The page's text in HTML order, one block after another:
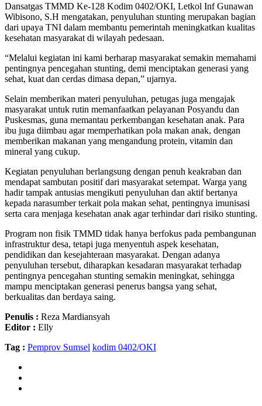
Dansatgas TMMD Ke-128 Kodim 0402/OKI, Letkol Inf Gunawan
Wibisono, S.H mengatakan, penyuluhan stunting merupakan bagian
dari upaya TNI dalam membantu pemerintah meningkatkan kualitas
kesehatan masyarakat di wilayah pedesaan.
“Melalui kegiatan ini kami berharap masyarakat semakin memahami
pentingnya pencegahan stunting, demi menciptakan generasi yang
sehat, kuat dan cerdas dimasa depan,” ujarnya.
Selain memberikan materi penyuluhan, petugas juga mengajak
masyarakat untuk rutin memanfaatkan pelayanan Posyandu dan
Puskesmas, guna memantau perkembangan kesehatan anak. Para
ibu juga diimbau agar memperhatikan pola makan anak, dengan
memberikan makanan yang mengandung protein, vitamin dan
mineral yang cukup.
Kegiatan penyuluhan berlangsung dengan penuh keakraban dan
mendapat sambutan positif dari masyarakat setempat. Warga yang
hadir tampak antusias mengikuti penyuluhan dan aktif bertanya
kepada narasumber terkait pola makan sehat, pentingnya imunisasi
serta cara menjaga kesehatan anak agar terhindar dari risiko stunting.
Program non fisik TMMD tidak hanya berfokus pada pembangunan
infrastruktur desa, tetapi juga menyentuh aspek kesehatan,
pendidikan dan kesejahteraan masyarakat. Dengan adanya
penyuluhan tersebut, diharapkan kesadaran masyarakat terhadap
pentingnya pencegahan stunting semakin meningkat, sehingga
mampu menciptakan generasi penerus bangsa yang sehat,
berkualitas dan berdaya saing.
Penulis : Reza Mardiansyah
Editor : Elly
Tag : Pemprov Sumsel kodim 0402/OKI